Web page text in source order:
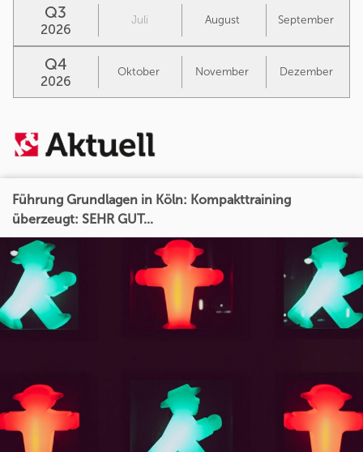
Führung Grundlagen in Köln: Kompakttraining
überzeugt: SEHR GUT...
Q3
2026
Juli August September
Q4
2026
Oktober November Dezember